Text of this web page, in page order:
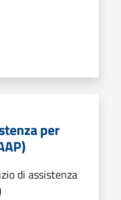
per
di assistenza